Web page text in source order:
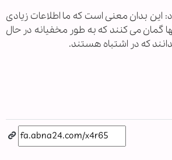
این بدان معنی است که ما اطلاعات زیادی
گمان می کنند که به طور مخفیانه در حال
که در اشتباه هستند.